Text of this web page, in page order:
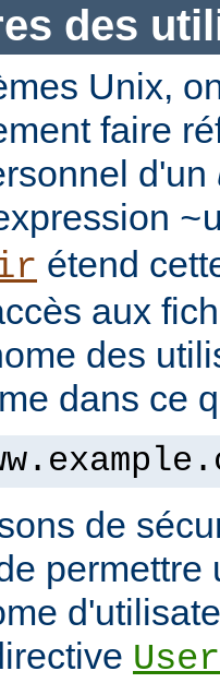
des
Unix,
faire
d'un
étend
aux
des
dans ce
de
permettre